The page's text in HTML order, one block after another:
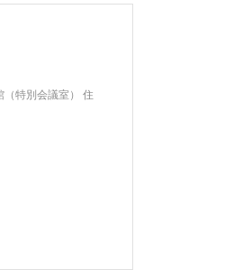
特別会議室） 住